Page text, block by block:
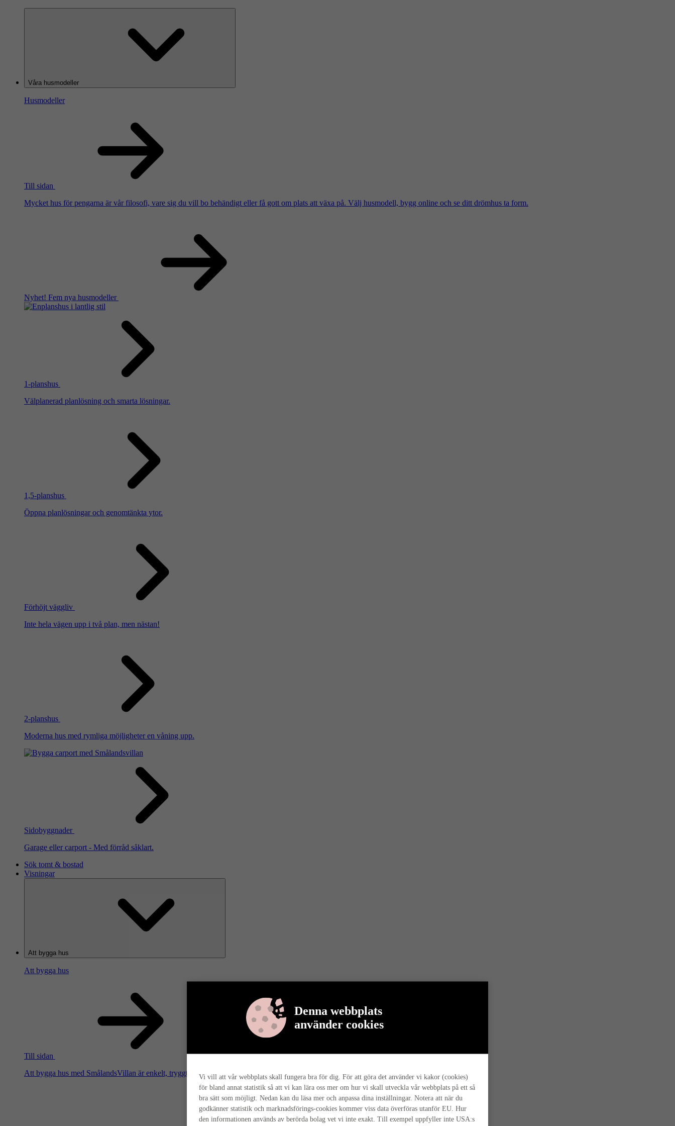
Denna webbplats
använder cookies
Vi vill att vår webbplats skall fungera bra för dig. För att göra det använder vi kakor (cookies)
för bland annat statistik så att vi kan lära oss mer om hur vi skall utveckla vår webbplats på ett så
bra sätt som möjligt. Nedan kan du läsa mer och anpassa dina inställningar. Notera att när du
godkänner statistik och marknadsförings-cookies kommer viss data överföras utanför EU. Hur
den informationen används av berörda bolag vet vi inte exakt. Till exempel uppfyller inte USA:s
Våra husmodeller
Husmodeller
Till sidan
Mycket hus för pengarna är vår filosofi, vare sig du vill bo behändigt eller få gott om plats att växa på. Välj husmodell, bygg online och se ditt drömhus ta form.
Nyhet! Fem nya husmodeller
1-planshus
Välplanerad planlösning och smarta lösningar.
1,5-planshus
Öppna planlösningar och genomtänkta ytor.
Förhöjt väggliv
Inte hela vägen upp i två plan, men nästan!
2-planshus
Moderna hus med rymliga möjligheter en våning upp.
Sidobyggnader
Garage eller carport - Med förråd såklart.
Sök tomt & bostad
Visningar
Att bygga hus
Att bygga hus
Till sidan
Att bygga hus med SmålandsVillan är enkelt, tryggt och smart. Här berättar vi mer om varför det är så, och hur hela husresan går till hos oss.